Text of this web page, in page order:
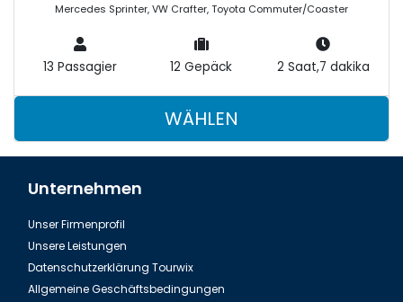
Mercedes Sprinter, VW Crafter, Toyota Commuter/Coaster
13 Passagier 12 Gepäck 2 Saat,7 dakika
WÄHLEN
Unternehmen
Unser Firmenprofil
Unsere Leistungen
Datenschutzerklärung Tourwix
Allgemeine Geschäftsbedingungen